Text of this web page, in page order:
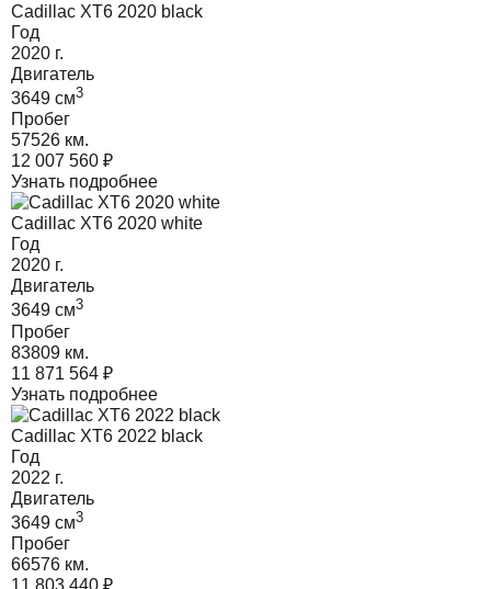
Cadillac XT6 2020 black
Год
2020 г.
Двигатель
3649 cм3
Пробег
57526 км.
12 007 560 ₽
Узнать подробнее
Cadillac XT6 2020 white
Год
2020 г.
Двигатель
3649 cм3
Пробег
83809 км.
11 871 564 ₽
Узнать подробнее
Cadillac XT6 2022 black
Год
2022 г.
Двигатель
3649 cм3
Пробег
66576 км.
11 803 440 ₽